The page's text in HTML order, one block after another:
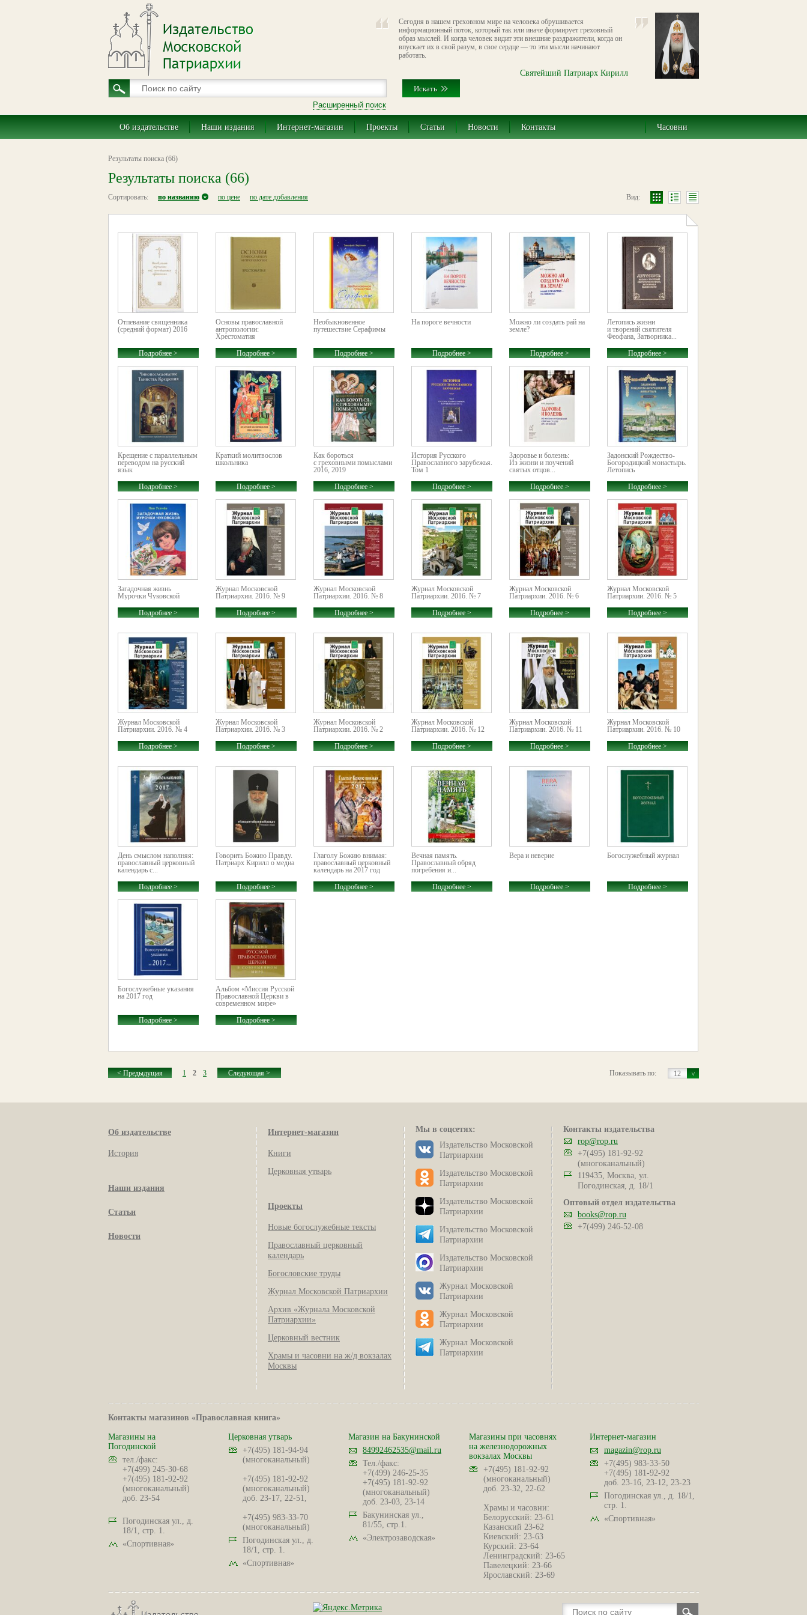
Сегодня в нашем греховном мире на человека обрушивается
информационный поток, который так или иначе формирует греховный
образ мыслей. И когда человек видит эти внешние раздражители, когда он
впускает их в свой разум, в свое сердце — то эти мысли начинают
работать.
Святейший Патриарх Кирилл
Расширенный поиск
Об издательстве Наши издания Интернет-магазин Проекты Статьи Новости Контакты Часовни
Результаты поиска (66)
Результаты поиска (66)
Сортировать: Вид:
по названию по цене по дате добавления
Отпевание священника
(средний формат) 2016
Подробнее >
Основы православной
антропологии:
Хрестоматия
Подробнее >
Необыкновенное
путешествие Серафимы
Подробнее >
На пороге вечности
Подробнее >
Можно ли создать рай на
земле?
Подробнее >
Летопись жизни
и творений святителя
Феофана, Затворника...
Подробнее >
Крещение с параллельным
переводом на русский
язык
Подробнее >
Краткий молитвослов
школьника
Подробнее >
Как бороться
с греховными помыслами
2016, 2019
Подробнее >
История Русского
Православного зарубежья.
Том 1
Подробнее >
Здоровье и болезнь:
Из жизни и поучений
святых отцов...
Подробнее >
Задонский Рождество-
Богородицкий монастырь.
Летопись
Подробнее >
Загадочная жизнь
Мурочки Чуковской
Подробнее >
Журнал Московской
Патриархии. 2016. № 9
Подробнее >
Журнал Московской
Патриархии. 2016. № 8
Подробнее >
Журнал Московской
Патриархии. 2016. № 7
Подробнее >
Журнал Московской
Патриархии. 2016. № 6
Подробнее >
Журнал Московской
Патриархии. 2016. № 5
Подробнее >
Журнал Московской
Патриархии. 2016. № 4
Подробнее >
Журнал Московской
Патриархии. 2016. № 3
Подробнее >
Журнал Московской
Патриархии. 2016. № 2
Подробнее >
Журнал Московской
Патриархии. 2016. № 12
Подробнее >
Журнал Московской
Патриархии. 2016. № 11
Подробнее >
Журнал Московской
Патриархии. 2016. № 10
Подробнее >
День смыслом наполняя:
православный церковный
календарь с...
Подробнее >
Говорить Божию Правду.
Патриарх Кирилл о медиа
Подробнее >
Глаголу Божию внимая:
православный церковный
календарь на 2017 год
Подробнее >
Вечная память.
Православный обряд
погребения и...
Подробнее >
Вера и неверие
Подробнее >
Богослужебный журнал
Подробнее >
Богослужебные указания
на 2017 год
Подробнее >
Альбом «Миссия Русской
Православной Церкви в
современном мире»
Подробнее >
12
Показывать по:
< Предыдущая 1 2 3 Следующая >
Об издательстве
История
Наши издания
Статьи
Новости
Интернет-магазин
Книги
Церковная утварь
Проекты
Новые богослужебные тексты
Православный церковный
календарь
Богословские труды
Журнал Московской Патриархии
Архив «Журнала Московской
Патриархии»
Церковный вестник
Храмы и часовни на ж/д вокзалах
Москвы
Мы в соцсетях:
Издательство Московской
Патриархии
Издательство Московской
Патриархии
Издательство Московской
Патриархии
Издательство Московской
Патриархии
Издательство Московской
Патриархии
Журнал Московской
Патриархии
Журнал Московской
Патриархии
Журнал Московской
Патриархии
Контакты издательства
rop@rop.ru
+7(495) 181-92-92
(многоканальный)
119435, Москва, ул.
Погодинская, д. 18/1
Оптовый отдел издательства
books@rop.ru
+7(499) 246-52-08
Контакты магазинов «Православная книга»
Магазины на
Погодинской
тел./факс:
+7(499) 245-30-68
+7(495) 181-92-92
(многоканальный)
доб. 23-54
Погодинская ул., д.
18/1, стр. 1.
«Спортивная»
Церковная утварь
+7(495) 181-94-94
(многоканальный)
+7(495) 181-92-92
(многоканальный)
доб. 23-17, 22-51,
+7(495) 983-33-70
(многоканальный)
Погодинская ул., д.
18/1, стр. 1.
«Спортивная»
Магазин на Бакунинской
84992462535@mail.ru
Тел./факс:
+7(499) 246-25-35
+7(495) 181-92-92
(многоканальный)
доб. 23-03, 23-14
Бакунинская ул.,
81/55, стр.1.
«Электрозаводская»
Магазины при часовнях
на железнодорожных
вокзалах Москвы
+7(495) 181-92-92
(многоканальный)
доб. 23-32, 22-62
Храмы и часовни:
Белорусский: 23-61
Казанский 23-62
Киевский: 23-63
Курский: 23-64
Ленинградский: 23-65
Павелецкий: 23-66
Ярославский: 23-69
Интернет-магазин
magazin@rop.ru
+7(495) 983-33-50
+7(495) 181-92-92
доб. 23-16, 23-12, 23-23
Погодинская ул., д. 18/1,
стр. 1.
«Спортивная»